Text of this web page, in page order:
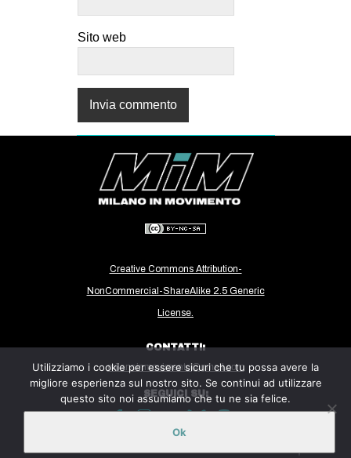
Sito web
Creative Commons Attribution-
NonCommercial-ShareAlike 2.5 Generic
License.
CONTATTI:
milanoinmovimento@gmail.com
SEGUICI SU:
Utilizziamo i cookie per essere sicuri che tu possa avere la
migliore esperienza sul nostro sito. Se continui ad utilizzare
questo sito noi assumiamo che tu ne sia felice.
Ok